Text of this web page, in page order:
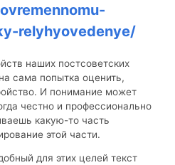
relyhyovedenye/
наших постсоветских
сама попытка оценить,
И понимание может
честно и профессионально
какую-то часть
этой части.
для этих целей текст